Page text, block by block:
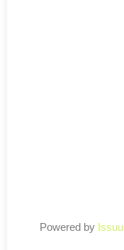
Powered by Issuu